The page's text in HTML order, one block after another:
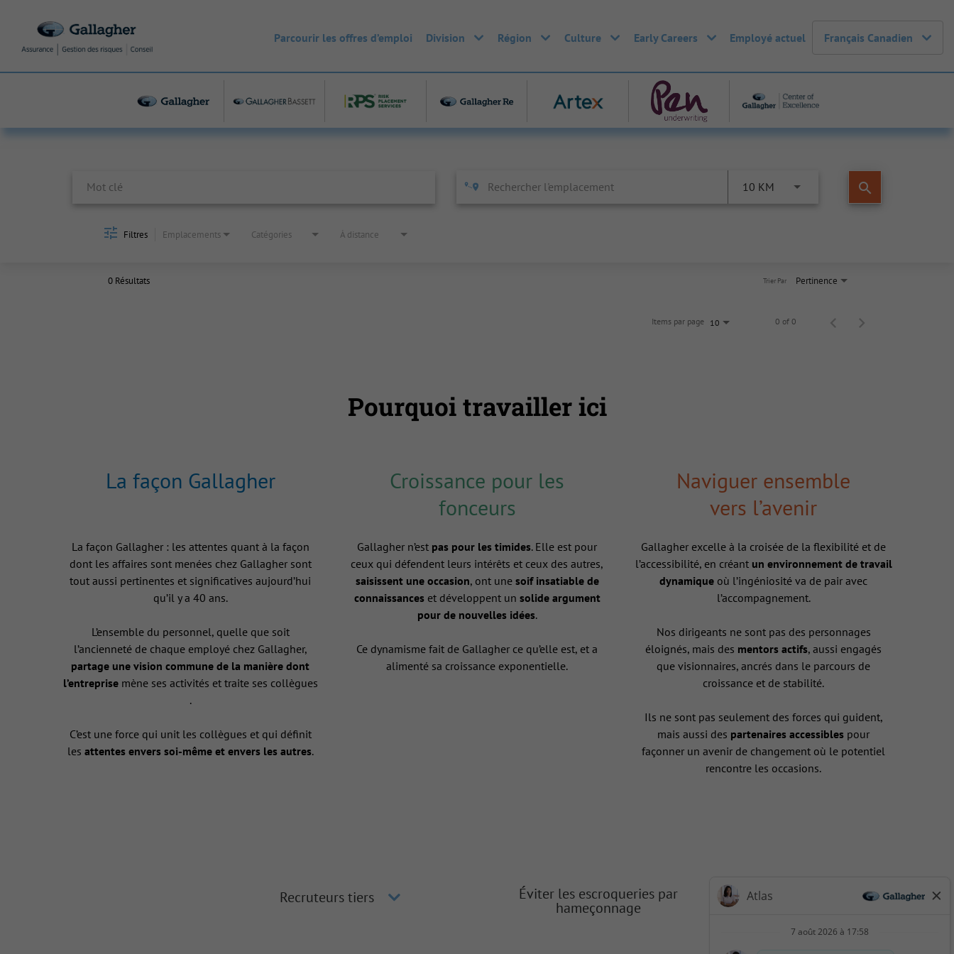
Parcourir les offres d’emploi Division Région Culture Early Careers Employé actuel Français Canadien
10 KM search
Filtres Emplacements Catégories À distance
0 Résultats Pertinence
Trier Par
Items par page 10 0 of 0
Pourquoi travailler ici
La façon Gallagher
La façon Gallagher : les attentes quant à la façon
dont les affaires sont menées chez Gallagher sont
tout aussi pertinentes et significatives aujourd’hui
qu’il y a 40 ans.
L’ensemble du personnel, quelle que soit
l’ancienneté de chaque employé chez Gallagher,
partage une vision commune de la manière dont
l’entreprisemène ses activités et traite ses collègues
.
C’est une force qui unit les collègues et qui définit
les attentes envers soi-même et envers les autres.
Croissance pour les
fonceurs
Gallagher n’est pas pour les timides. Elle est pour
ceux qui défendent leurs intérêts et ceux des autres,
saisissent une occasion, ont une soif insatiable de
connaissanceset développent un solide argument
pour de nouvelles idées.
Ce dynamisme fait de Gallagher ce qu’elle est, et a
alimenté sa croissance exponentielle.
Naviguer ensemble
vers l’avenir
Gallagher excelle à la croisée de la flexibilité et de
l’accessibilité, en créant un environnement de travail
dynamique où l’ingéniosité va de pair avec
l’accompagnement.
Nos dirigeants ne sont pas des personnages
éloignés, mais des mentors actifs, aussi engagés
que visionnaires, ancrés dans le parcours de
croissance et de stabilité.
Ils ne sont pas seulement des forces qui guident,
mais aussi des partenaires accessibles pour
façonner un avenir de changement où le potentiel
rencontre les occasions.
Recruteurs tiers Éviter les escroqueries par
hameçonnage